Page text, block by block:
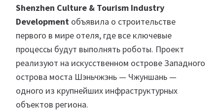
Shenzhen Culture & Tourism Industry
Development объявила о строительстве
первого в мире отеля, где все ключевые
процессы будут выполнять роботы. Проект
реализуют на искусственном острове Западного
острова моста Шэньчжэнь — Чжуншань —
одного из крупнейших инфраструктурных
объектов региона.